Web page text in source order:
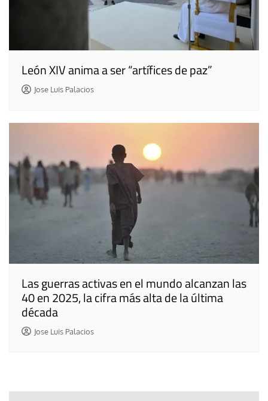
León XIV anima a ser “artífices de paz”
Jose Luis Palacios
Las guerras activas en el mundo alcanzan las
40 en 2025, la cifra más alta de la última
década
Jose Luis Palacios